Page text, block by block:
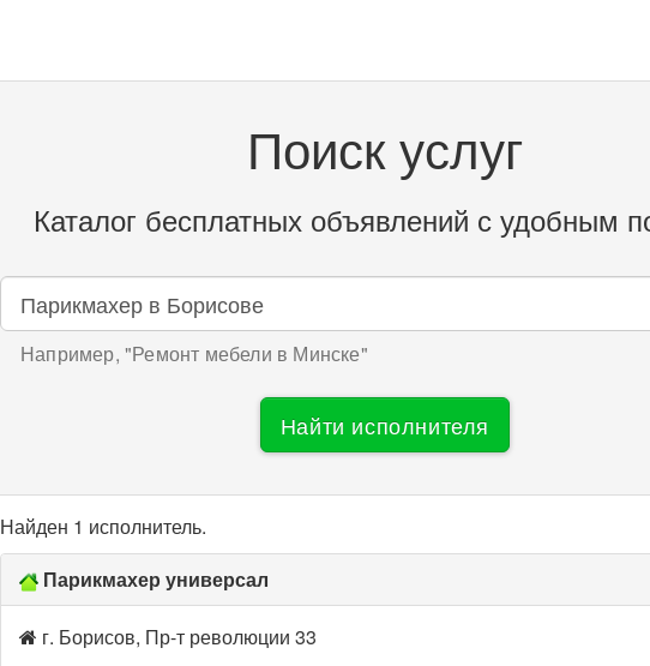
Поиск услуг
Каталог бесплатных объявлений с удобным
Например, "Ремонт мебели в Минске"
Найти исполнителя
Найден 1 исполнитель.
Парикмахер универсал
г. Борисов, Пр-т революции 33